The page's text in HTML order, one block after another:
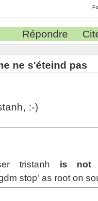
Répondre
ne s'éteind pas
:-)
tristanh is not
stop' as root on